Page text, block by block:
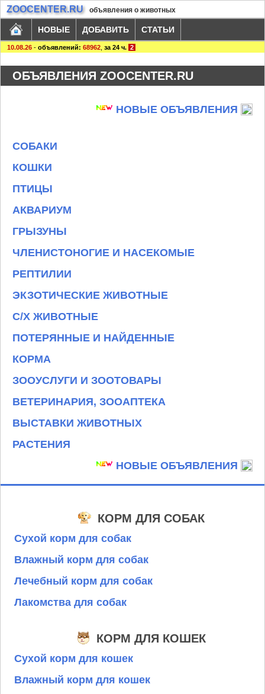
ZOOCENTER.RU объявления о животных
НОВЫЕ ДОБАВИТЬ СТАТЬИ
10.08.26 - объявлений: 68962 за 24 ч. 2
ОБЪЯВЛЕНИЯ ZOOCENTER.RU
НОВЫЕ ОБЪЯВЛЕНИЯ
СОБАКИ
КОШКИ
ПТИЦЫ
АКВАРИУМ
ГРЫЗУНЫ
ЧЛЕНИСТОНОГИЕ И НАСЕКОМЫЕ
РЕПТИЛИИ
ЭКЗОТИЧЕСКИЕ ЖИВОТНЫЕ
С/Х ЖИВОТНЫЕ
ПОТЕРЯННЫЕ И НАЙДЕННЫЕ
КОРМА
ЗООУСЛУГИ И ЗООТОВАРЫ
ВЕТЕРИНАРИЯ, ЗООАПТЕКА
ВЫСТАВКИ ЖИВОТНЫХ
РАСТЕНИЯ
НОВЫЕ ОБЪЯВЛЕНИЯ
КОРМ ДЛЯ СОБАК
Сухой корм для собак
Влажный корм для собак
Лечебный корм для собак
Лакомства для собак
КОРМ ДЛЯ КОШЕК
Сухой корм для кошек
Влажный корм для кошек